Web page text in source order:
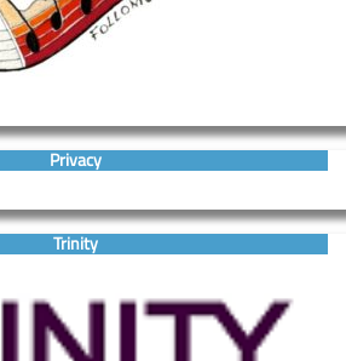
Privacy
Trinity